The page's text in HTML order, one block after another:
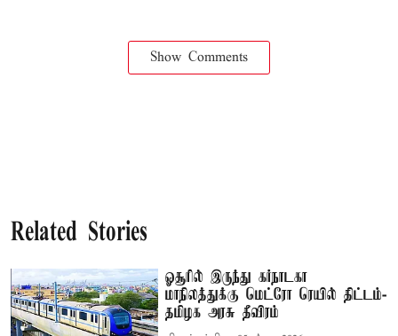
Show Comments
Related Stories
ஓசூரில் இருந்து கர்நாடகா
மாநிலத்துக்கு மெட்ரோ ரெயில் திட்டம்-
தமிழக அரசு தீவிரம்